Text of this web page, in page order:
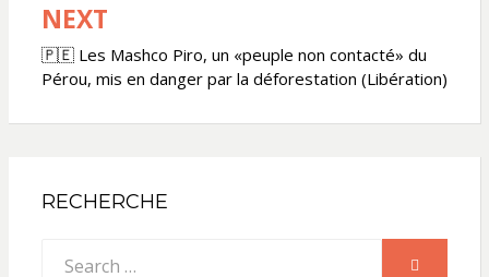
NEXT
🇵🇪 Les Mashco Piro, un «peuple non contacté» du
Pérou, mis en danger par la déforestation (Libération)
RECHERCHE
SEARCH